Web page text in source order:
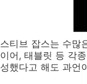
스티브 잡스는 수많
이어, 태블릿 등 각
성했다고 해도 과언